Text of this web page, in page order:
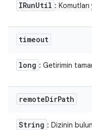
IRunUtil :
timeout
long : Getirimin
remoteDirPath
String : Dizinin